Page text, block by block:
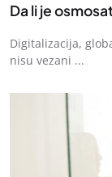
Da li je
Digitalizacija,
nisu vezani ...